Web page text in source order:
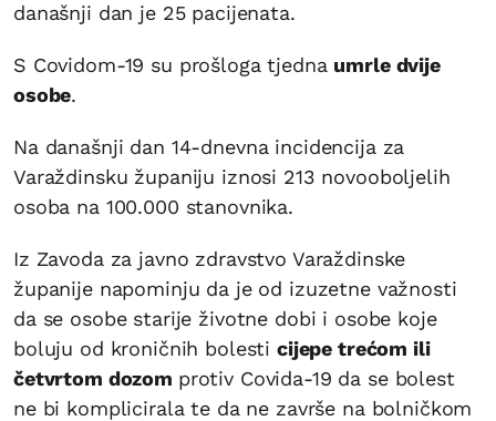
današnji dan je 25 pacijenata.
S Covidom-19 su prošloga tjedna umrle dvije
osobe.
Na današnji dan 14-dnevna incidencija za
Varaždinsku županiju iznosi 213 novooboljelih
osoba na 100.000 stanovnika.
Iz Zavoda za javno zdravstvo Varaždinske
županije napominju da je od izuzetne važnosti
da se osobe starije životne dobi i osobe koje
boluju od kroničnih bolesti cijepe trećom ili
četvrtom dozom protiv Covida-19 da se bolest
ne bi komplicirala te da ne završe na bolničkom